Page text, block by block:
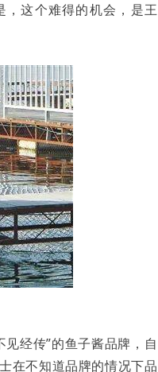
这个难得的机会，是王
经传”的鱼子酱品牌，自
在不知道品牌的情况下品